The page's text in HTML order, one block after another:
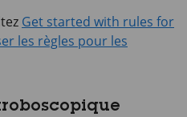
Get started with rules for
les règles pour les